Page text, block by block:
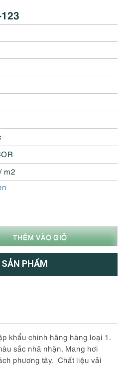
m2
THÊM VÀO GIỎ
PHẨM
khẩu chính hãng hàng loại 1.
sắc nhã nhặn. Mang hơi
phương tây. Chất liệu vải